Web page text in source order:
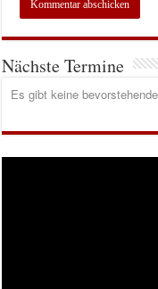
Nächste Termine
Es gibt keine